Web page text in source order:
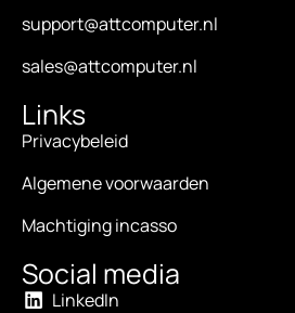
support@attcomputer.nl
sales@attcomputer.nl
Links
Privacybeleid
Algemene voorwaarden
Machtiging incasso
Social media
LinkedIn